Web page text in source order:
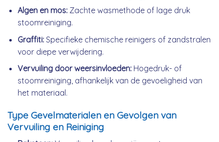
Algen en mos:Zachte wasmethode of lage druk
stoomreiniging.
Graffiti:Specifieke chemische reinigers of zandstralen
voor diepe verwijdering.
Vervuiling door weersinvloeden:Hogedruk- of
stoomreiniging, afhankelijk van de gevoeligheid van
het materiaal.
Type Gevelmaterialen en Gevolgen van
Vervuiling en Reiniging